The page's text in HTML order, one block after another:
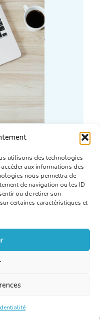
utilisons des technologies
aux informations des
nous permettra de
de navigation ou les ID
ou de retirer son
certaines caractéristiques et